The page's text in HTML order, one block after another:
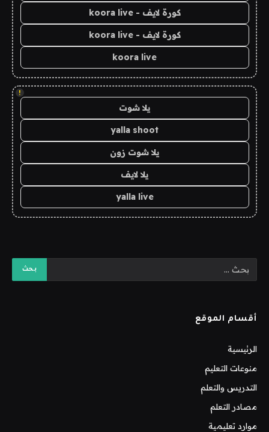
كورة لايف - koora live
كورة لايف - koora live
koora live
!
يلا شوت
yalla shoot
يلا شوت زون
يلا لايف
yalla live
أقسام الموقع
الرئيسية
منوعات التعليم
التدريس والتعلم
مصادر التعلم
موارد تعليمية